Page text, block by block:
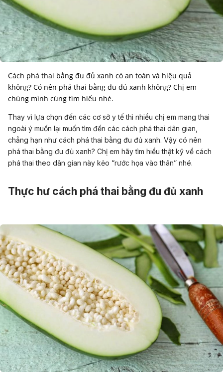
Cách phá thai bằng đu đủ xanh có an toàn và hiệu quả
không? Có nên phá thai bằng đu đủ xanh không? Chị em
chúng mình cùng tìm hiểu nhé.
Thay vì lựa chọn đến các cơ sở y tế thì nhiều chị em mang thai
ngoài ý muốn lại muốn tìm đến các cách phá thai dân gian,
chẳng hạn như cách phá thai bằng đu đủ xanh. Vậy có nên
phá thai bằng đu đủ xanh? Chị em hãy tìm hiểu thật kỹ về cách
phá thai theo dân gian này kẻo “rước họa vào thân” nhé.
Thực hư cách phá thai bằng đu đủ xanh